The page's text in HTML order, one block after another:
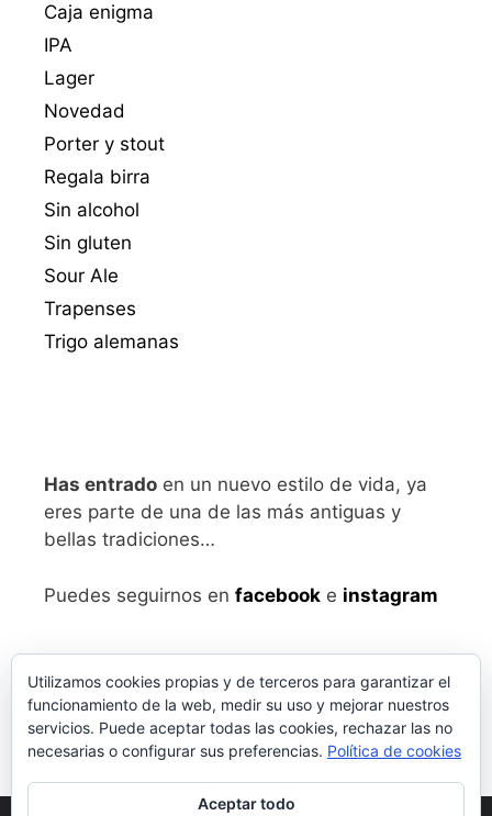
Caja enigma
IPA
Lager
Novedad
Porter y stout
Regala birra
Sin alcohol
Sin gluten
Sour Ale
Trapenses
Trigo alemanas
Has entrado en un nuevo estilo de vida, ya
eres parte de una de las más antiguas y
bellas tradiciones…
Puedes seguirnos en facebook e instagram
Utilizamos cookies propias y de terceros para garantizar el
funcionamiento de la web, medir su uso y mejorar nuestros
servicios. Puede aceptar todas las cookies, rechazar las no
necesarias o configurar sus preferencias. Política de cookies
Aceptar todo